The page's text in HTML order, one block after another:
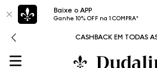
Baixe o APP
Ganhe 10% OFF na 1 COMPRA*
CASHBACK EM TODAS